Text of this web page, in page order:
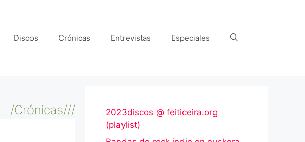
Discos Crónicas Entrevistas Especiales
/Crónicas///
2023discos @ feiticeira.org
(playlist)